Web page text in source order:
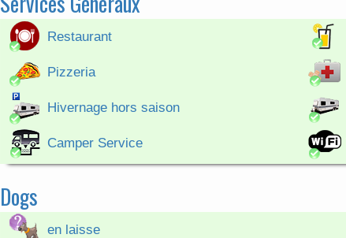
Restaurant
Pizzeria
Hivernage hors saison
Camper Service
Dogs
en laisse